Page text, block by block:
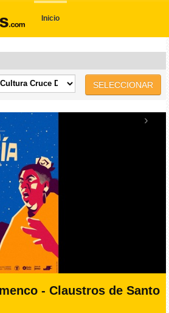
Inicio
SELECCIONAR
›
- Claustros de Santo